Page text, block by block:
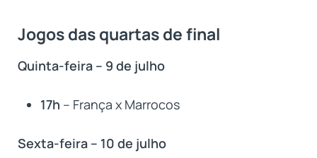
Jogos das quartas de final
Quinta-feira – 9 de julho
17h – França x Marrocos
Sexta-feira – 10 de julho